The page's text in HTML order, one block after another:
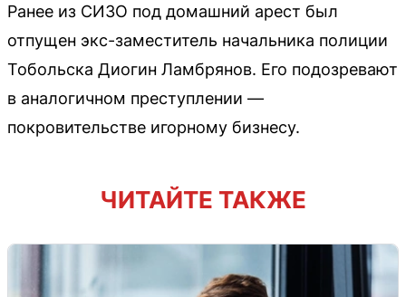
Ранее из СИЗО под домашний арест был
отпущен экс-заместитель начальника полиции
Тобольска Диогин Ламбрянов. Его подозревают
в аналогичном преступлении —
покровительстве игорному бизнесу.
ЧИТАЙТЕ ТАКЖЕ